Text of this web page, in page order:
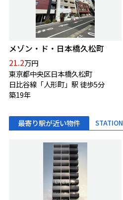
メゾン・ド・日本橋久松町
21.2万円
東京都中央区日本橋久松町
日比谷線「人形町」駅 徒歩5分
築19年
最寄り駅が近い物件 STATION